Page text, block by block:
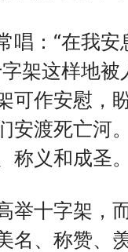
唱：“在我
架这样地
可作安慰，
安渡死亡河
称义和成圣。
举十字架，
名、称赞、